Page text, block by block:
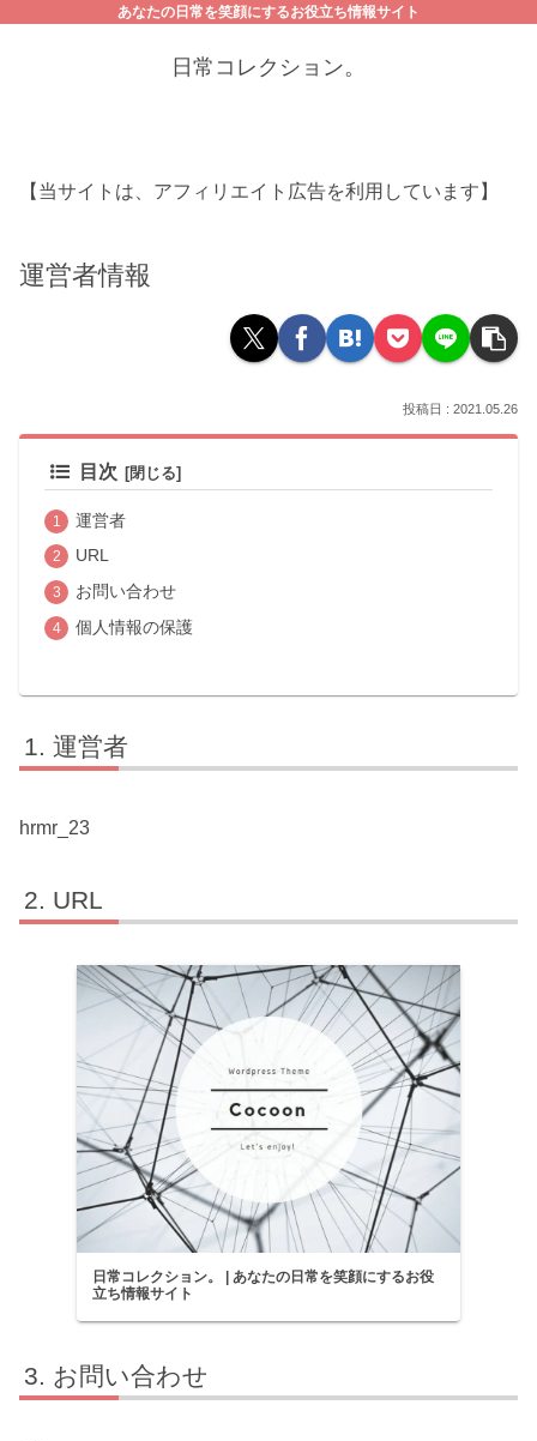
あなたの日常を笑顔にするお役立ち情報サイト
日常コレクション。
【当サイトは、アフィリエイト広告を利用しています】
運営者情報
2021.05.26
目次
運営者
URL
お問い合わせ
個人情報の保護
運営者
hrmr_23
URL
日常コレクション。 | あなたの日常を笑顔にするお役
立ち情報サイト
お問い合わせ